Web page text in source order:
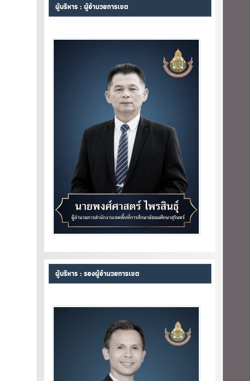
ผู้บริหาร : ผู้อำนวยการเขต
ผู้บริหาร : รองผู้อำนวยการเขต